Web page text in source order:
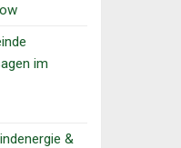
im
&